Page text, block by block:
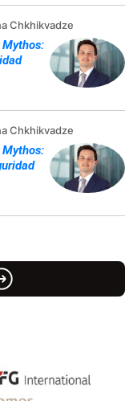
Chkhikvadze
Mythos:
Chkhikvadze
Mythos: